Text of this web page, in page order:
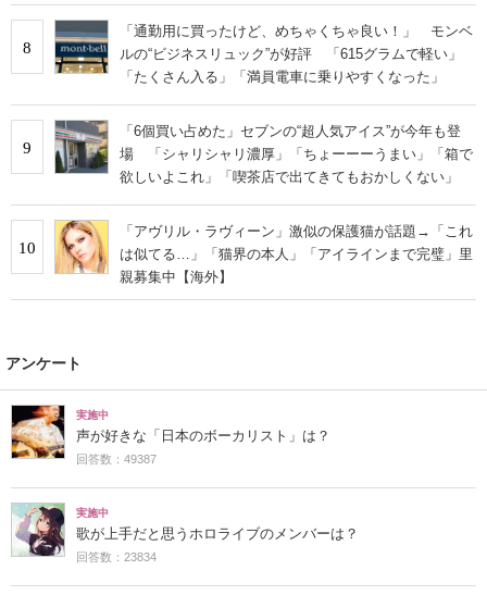
8
「通勤用に買ったけど、めちゃくちゃ良い！」 モンベ
ルの“ビジネスリュック”が好評 「615グラムで軽い」
「たくさん入る」「満員電車に乗りやすくなった」
9
「6個買い占めた」セブンの“超人気アイス”が今年も登
場 「シャリシャリ濃厚」「ちょーーーうまい」「箱で
欲しいよこれ」「喫茶店で出てきてもおかしくない」
10
「アヴリル・ラヴィーン」激似の保護猫が話題→「これ
は似てる…」「猫界の本人」「アイラインまで完璧」里
親募集中【海外】
アンケート
実施中
声が好きな「日本のボーカリスト」は？
回答数：49387
実施中
歌が上手だと思うホロライブのメンバーは？
回答数：23834